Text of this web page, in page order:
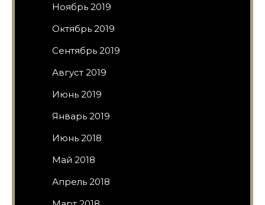
Ноябрь 2019
Октябрь 2019
Сентябрь 2019
Август 2019
Июнь 2019
Январь 2019
Июнь 2018
Май 2018
Апрель 2018